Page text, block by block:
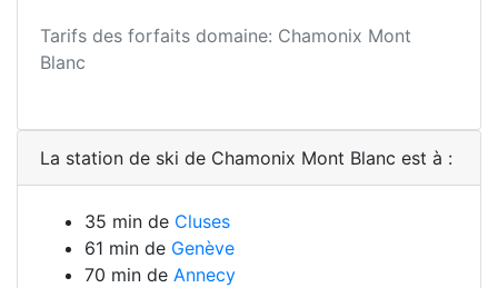
Tarifs des forfaits domaine: Chamonix Mont
Blanc
La station de ski de Chamonix Mont Blanc est à :
35 min de Cluses
61 min de Genève
70 min de Annecy